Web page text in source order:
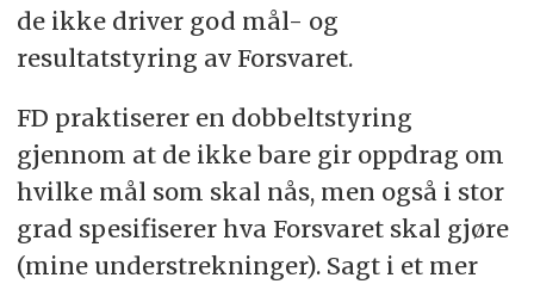
de ikke driver god mål- og
resultatstyring av Forsvaret.
FD praktiserer en dobbeltstyring
gjennom at de ikke bare gir oppdrag om
hvilke mål som skal nås, men også i stor
grad spesifiserer hva Forsvaret skal gjøre
(mine understrekninger). Sagt i et mer